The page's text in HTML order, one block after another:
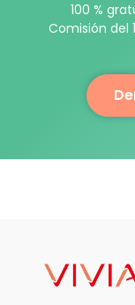
100 %
Comisión del